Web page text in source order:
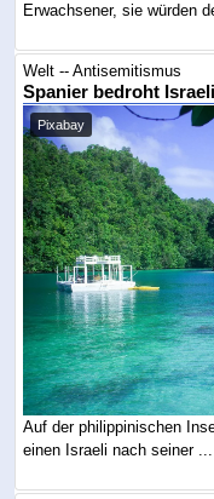
Erwachsener, sie würden
Welt -- Antisemitismus
Spanier bedroht
Pixabay
Auf der philippinischen
einen Israeli nach seiner ...